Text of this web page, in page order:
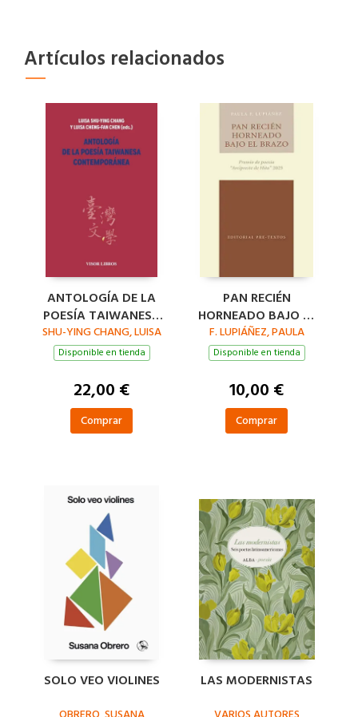
Artículos relacionados
ANTOLOGÍA DE LA
POESÍA TAIWANESA
CONTEMPORÁNEA
SHU-YING CHANG, LUISA
Disponible en tienda
22,00 €
Comprar
PAN RECIÉN
HORNEADO BAJO EL
BRAZO
F. LUPIÁÑEZ, PAULA
Disponible en tienda
10,00 €
Comprar
SOLO VEO VIOLINES LAS MODERNISTAS